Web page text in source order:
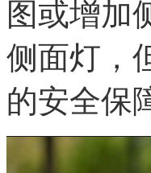
图或增加
侧面灯，
的安全保